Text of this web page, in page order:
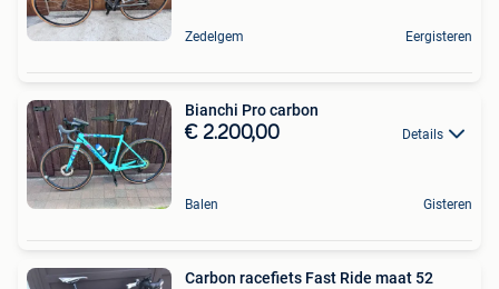
Zedelgem Eergisteren
Bianchi Pro carbon
€ 2.200,00 Details
Balen Gisteren
Carbon racefiets Fast Ride maat 52